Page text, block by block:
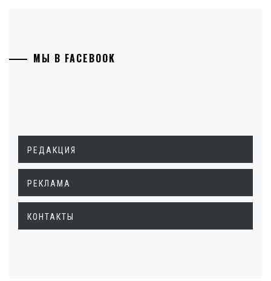
МЫ В FACEBOOK
РЕДАКЦИЯ
РЕКЛАМА
КОНТАКТЫ